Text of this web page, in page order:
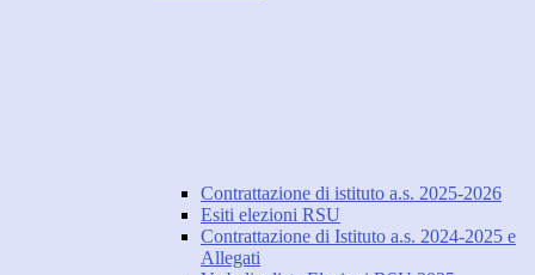
Contrattazione di istituto a.s. 2025-2026
Esiti elezioni RSU
Contrattazione di Istituto a.s. 2024-2025 e
Allegati